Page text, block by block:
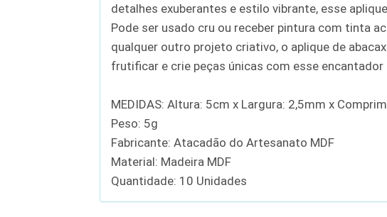
detalhes exuberantes e estilo vibrante, esse
Pode ser usado cru ou receber pintura com tinta
qualquer outro projeto criativo, o aplique de
frutificar e crie peças únicas com esse
MEDIDAS: Altura: 5cm x Largura: 2,5mm x
Peso: 5g
Fabricante: Atacadão do Artesanato MDF
Material: Madeira MDF
Quantidade: 10 Unidades